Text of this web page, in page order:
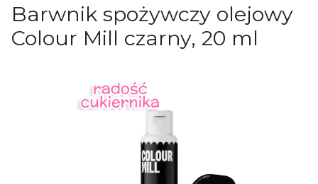
Barwnik spożywczy olejowy
Colour Mill czarny, 20 ml